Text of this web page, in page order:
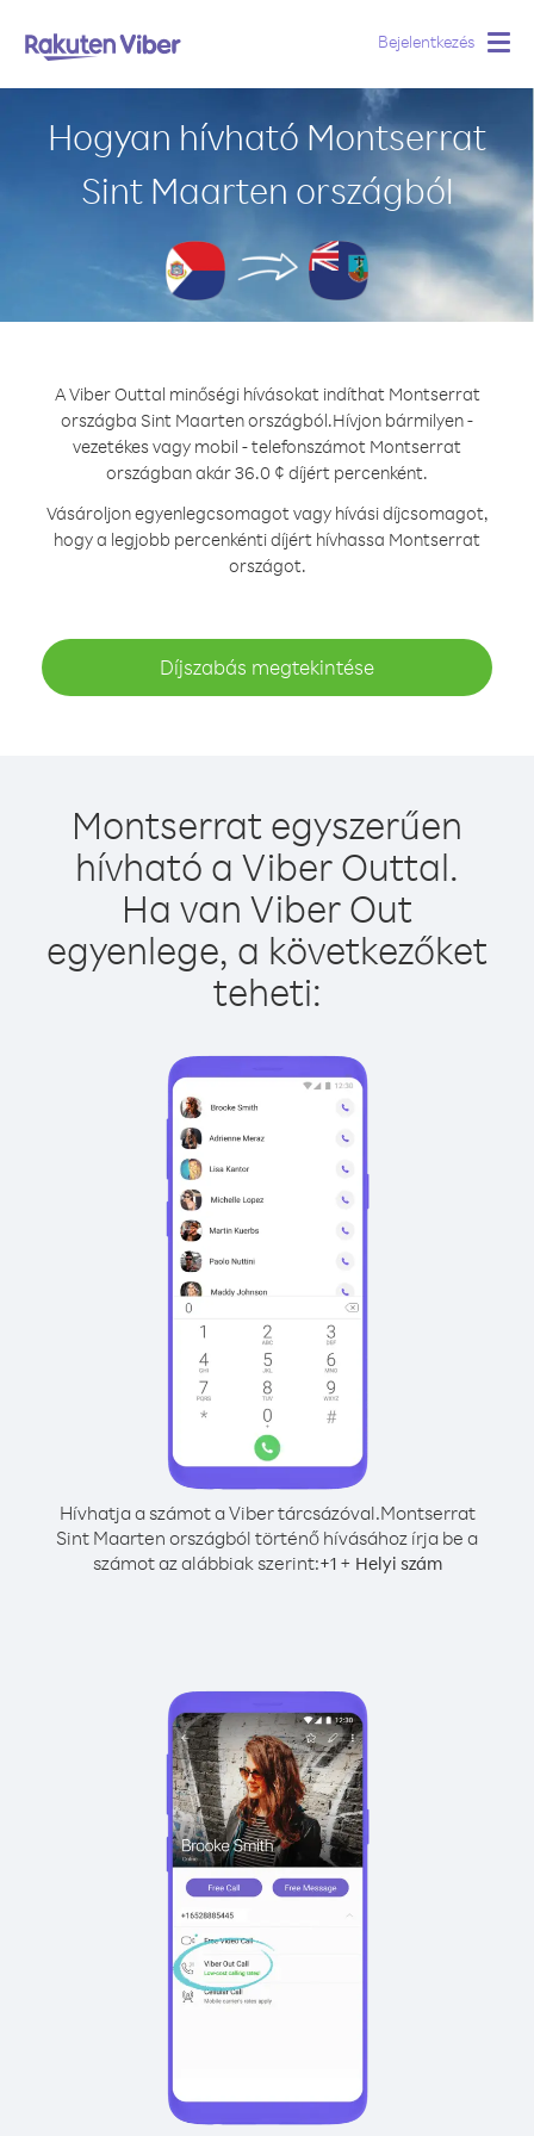
Bejelentkezés
Hogyan hívható Montserrat
Sint Maarten országból
A Viber Outtal minőségi hívásokat indíthat Montserrat
országba Sint Maarten országból.Hívjon bármilyen -
vezetékes vagy mobil - telefonszámot Montserrat
országban akár 36.0 ¢ díjért percenként.
Vásároljon egyenlegcsomagot vagy hívási díjcsomagot,
hogy a legjobb percenkénti díjért hívhassa Montserrat
országot.
Díjszabás megtekintése
Montserrat egyszerűen
hívható a Viber Outtal.
Ha van Viber Out
egyenlege, a következőket
teheti:
Hívhatja a számot a Viber tárcsázóval.Montserrat
Sint Maarten országból történő hívásához írja be a
számot az alábbiak szerint:+1+ Helyi szám